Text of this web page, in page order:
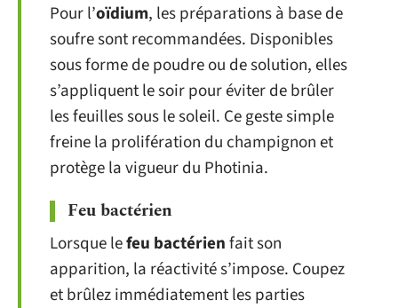
Pour l’oïdium, les préparations à base de
soufre sont recommandées. Disponibles
sous forme de poudre ou de solution, elles
s’appliquent le soir pour éviter de brûler
les feuilles sous le soleil. Ce geste simple
freine la prolifération du champignon et
protège la vigueur du Photinia.
Feu bactérien
Lorsque lefeu bactérienfait son
apparition, la réactivité s’impose. Coupez
et brûlez immédiatement les parties